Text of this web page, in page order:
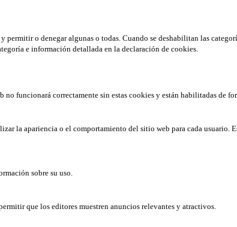
o denegar algunas o todas. Cuando se deshabilitan las
e información detallada en la declaración de cookies.
funcionará correctamente sin estas cookies y están habilitadas de
la apariencia o el comportamiento del sitio web para cada
sobre su uso.
que los editores muestren anuncios relevantes y atractivos.